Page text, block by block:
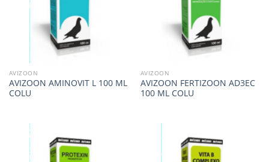
AVIZOON
AVIZOON AMINOVIT L 100 ML
COLU
AVIZOON
AVIZOON FERTIZOON AD3EC
100 ML COLU